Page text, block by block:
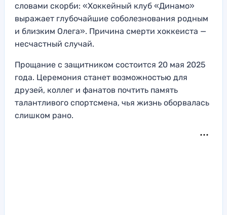
словами скорби: «Хоккейный клуб «Динамо»
выражает глубочайшие соболезнования родным
и близким Олега». Причина смерти хоккеиста —
несчастный случай.
Прощание с защитником состоится 20 мая 2025
года. Церемония станет возможностью для
друзей, коллег и фанатов почтить память
талантливого спортсмена, чья жизнь оборвалась
слишком рано.